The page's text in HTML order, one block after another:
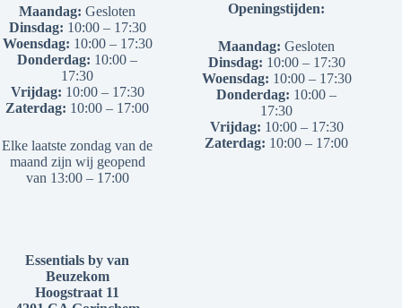
Maandag: Gesloten
Dinsdag: 10:00 – 17:30
Woensdag: 10:00 – 17:30
Donderdag: 10:00 –
17:30
Vrijdag: 10:00 – 17:30
Zaterdag: 10:00 – 17:00
Elke laatste zondag van de
maand zijn wij geopend
van 13:00 – 17:00
Openingstijden:
Maandag: Gesloten
Dinsdag: 10:00 – 17:30
Woensdag: 10:00 – 17:30
Donderdag: 10:00 –
17:30
Vrijdag: 10:00 – 17:30
Zaterdag: 10:00 – 17:00
Essentials by van
Beuzekom
Hoogstraat 11